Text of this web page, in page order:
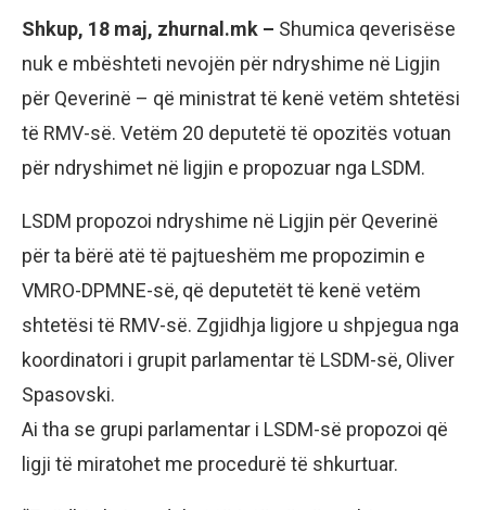
Shkup, 18 maj, zhurnal.mk – Shumica qeverisëse
nuk e mbështeti nevojën për ndryshime në Ligjin
për Qeverinë – që ministrat të kenë vetëm shtetësi
të RMV-së. Vetëm 20 deputetë të opozitës votuan
për ndryshimet në ligjin e propozuar nga LSDM.
LSDM propozoi ndryshime në Ligjin për Qeverinë
për ta bërë atë të pajtueshëm me propozimin e
VMRO-DPMNE-së, që deputetët të kenë vetëm
shtetësi të RMV-së. Zgjidhja ligjore u shpjegua nga
koordinatori i grupit parlamentar të LSDM-së, Oliver
Spasovski.
Ai tha se grupi parlamentar i LSDM-së propozoi që
ligji të miratohet me procedurë të shkurtuar.